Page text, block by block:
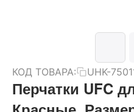
КОД ТОВАРА: UHK-
Перчатки UFC